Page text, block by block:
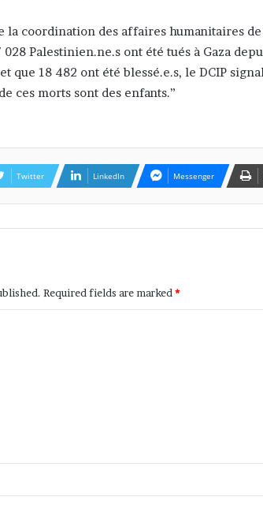
la coordination des affaires humanitaires
Palestinien.ne.s ont été tués à Gaza
que 18 482 ont été blessé.e.s, le DCIP
ces morts sont des enfants.”
Twitter LinkedIn Messenger
Required fields are marked*